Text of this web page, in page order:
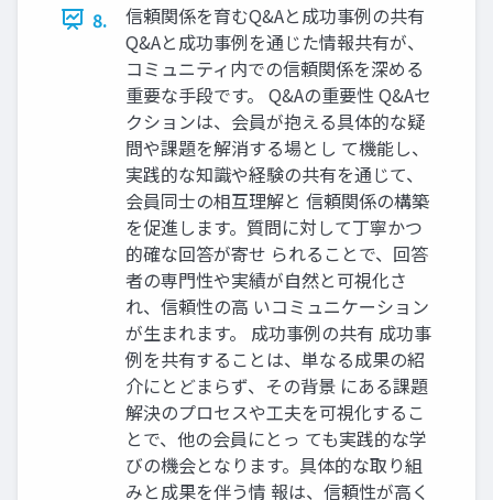
8.
信頼関係を育むQ&Aと成功事例の共有
Q&Aと成功事例を通じた情報共有が、
コミュニティ内での信頼関係を深める
重要な手段です。 Q&Aの重要性 Q&Aセ
クションは、会員が抱える具体的な疑
問や課題を解消する場とし て機能し、
実践的な知識や経験の共有を通じて、
会員同士の相互理解と 信頼関係の構築
を促進します。質問に対して丁寧かつ
的確な回答が寄せ られることで、回答
者の専門性や実績が自然と可視化さ
れ、信頼性の高 いコミュニケーション
が生まれます。 成功事例の共有 成功事
例を共有することは、単なる成果の紹
介にとどまらず、その背景 にある課題
解決のプロセスや工夫を可視化するこ
とで、他の会員にとっ ても実践的な学
びの機会となります。具体的な取り組
みと成果を伴う情 報は、信頼性が高く